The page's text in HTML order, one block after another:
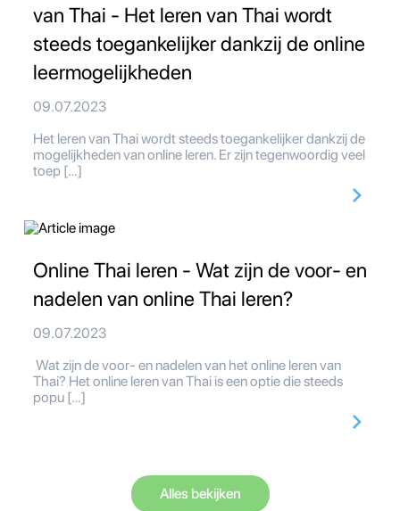
van Thai - Het leren van Thai wordt
steeds toegankelijker dankzij de online
leermogelijkheden
09.07.2023
Het leren van Thai wordt steeds toegankelijker dankzij de
mogelijkheden van online leren. Er zijn tegenwoordig veel
toep […]
Online Thai leren - Wat zijn de voor- en
nadelen van online Thai leren?
09.07.2023
Wat zijn de voor- en nadelen van het online leren van
Thai? Het online leren van Thai is een optie die steeds
popu […]
Alles bekijken